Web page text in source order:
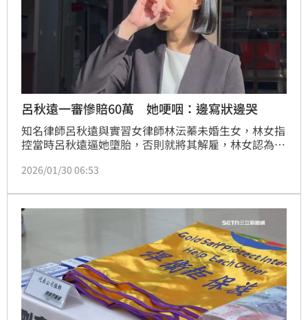
呂秋遠一審慘賠60萬 她哽咽：邊寫狀邊哭
知名律師呂秋遠與實習女律師林沄蓁未婚生女，林女指
控當時呂秋遠逼她墮胎，否則就將其解雇，林女認為此
萬。台北地院今（1月30日）宣判，呂秋遠應給付林沄
表示「這不是我一個人的勝利，是所有女性勞工的勝
利」談話過程中，林女一度激動落淚數十秒，期間完全
無法說話。
2026/01/30 06:53